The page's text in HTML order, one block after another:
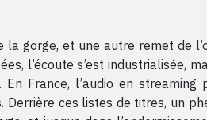
la gorge, et une autre remet de
l’écoute s’est industrialisée,
France, l’audio en streaming
ces listes de titres, un